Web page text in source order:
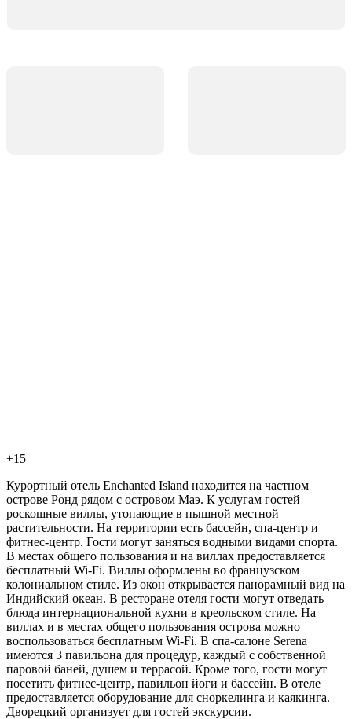
+15
Курортный отель Enchanted Island находится на частном
острове Ронд рядом с островом Маэ. К услугам гостей
роскошные виллы, утопающие в пышной местной
растительности. На территории есть бассейн, спа-центр и
фитнес-центр. Гости могут заняться водными видами спорта.
В местах общего пользования и на виллах предоставляется
бесплатный Wi-Fi. Виллы оформлены во французском
колониальном стиле. Из окон открывается панорамный вид на
Индийский океан. В ресторане отеля гости могут отведать
блюда интернациональной кухни в креольском стиле. На
виллах и в местах общего пользования острова можно
воспользоваться бесплатным Wi-Fi. В спа-салоне Serena
имеются 3 павильона для процедур, каждый с собственной
паровой баней, душем и террасой. Кроме того, гости могут
посетить фитнес-центр, павильон йоги и бассейн. В отеле
предоставляется оборудование для сноркелинга и каякинга.
Дворецкий организует для гостей экскурсии.